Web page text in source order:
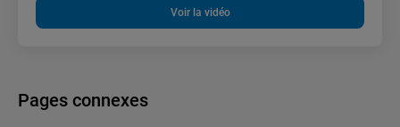
Voir la vidéo
Pages connexes